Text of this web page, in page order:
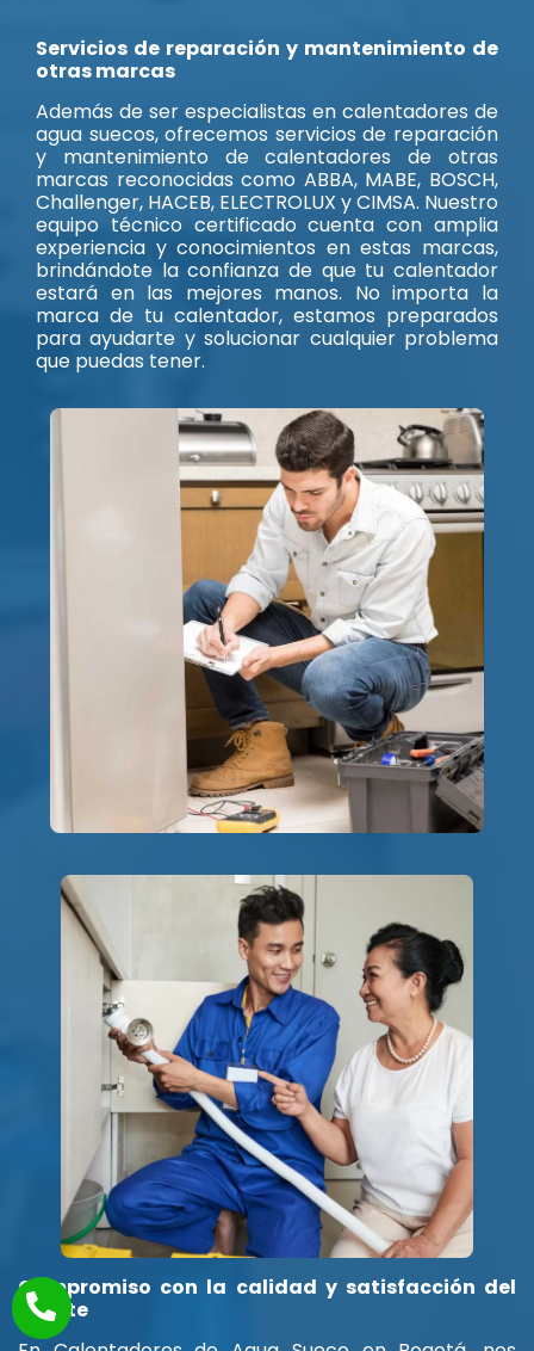
Servicios de reparación y mantenimiento de
otras marcas
Además de ser especialistas en calentadores de
agua suecos, ofrecemos servicios de reparación
y mantenimiento de calentadores de otras
marcas reconocidas como ABBA, MABE, BOSCH,
Challenger, HACEB, ELECTROLUX y CIMSA. Nuestro
equipo técnico certificado cuenta con amplia
experiencia y conocimientos en estas marcas,
brindándote la confianza de que tu calentador
estará en las mejores manos. No importa la
marca de tu calentador, estamos preparados
para ayudarte y solucionar cualquier problema
que puedas tener.
Compromiso con la calidad y satisfacción del
cliente